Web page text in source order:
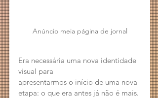
Anúncio meia página de jornal
Era necessária uma nova identidade
visual para
apresentarmos o início de uma nova
etapa: o que era antes já não é mais.